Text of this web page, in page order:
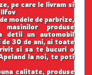
pe care le livram si
Ilfov
modele de parbrize,
produse
detii un automobil
de 30 de ani, ai toate
si sa te bucuri o
la noi, te poti
calitate, produse